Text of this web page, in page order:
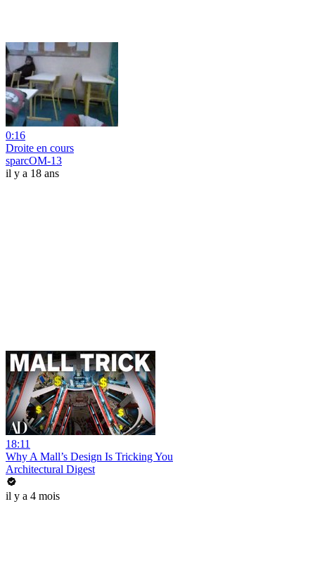
0:16
Droite en cours
sparcOM-13
il y a 18 ans
18:11
Why A Mall’s Design Is Tricking You
Architectural Digest
il y a 4 mois